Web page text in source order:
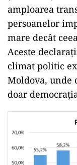
că peste 400 de
pentru
De asemenea,
Cernăuțeanu,
Poliției, și
Anticorupție,
cetățeni au
acum în
Șor a
amploarea